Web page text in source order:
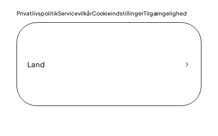
PrivatlivspolitikServicevilkårCookieindstillingerTilgængelighed
Land